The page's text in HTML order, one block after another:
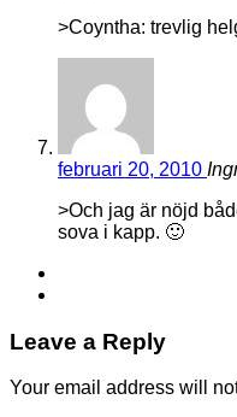
>Coyntha: trevlig
februari 20, 2010
>Och jag är nöjd
sova i kapp. 🙂
Leave a Reply
Your email address will